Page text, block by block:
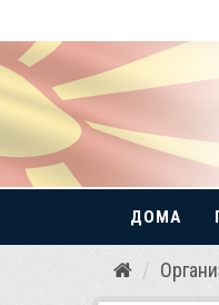
Прескокнете
ДОМА